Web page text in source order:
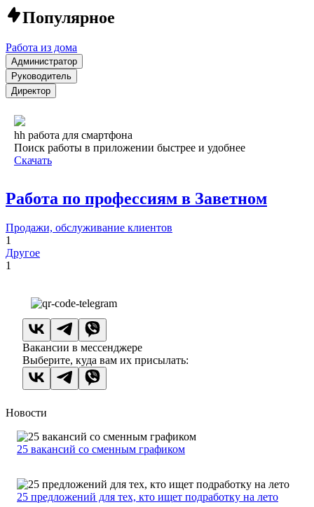
Популярное
Работа из дома
Администратор
Руководитель
Директор
hh работа для смартфона
Поиск работы в приложении быстрее и удобнее
Скачать
Работа по профессиям в Заветном
Продажи, обслуживание клиентов
1
Другое
1
Вакансии в мессенджере
Выберите, куда вам их присылать:
Новости
25 вакансий со сменным графиком
25 предложений для тех, кто ищет подработку на лето